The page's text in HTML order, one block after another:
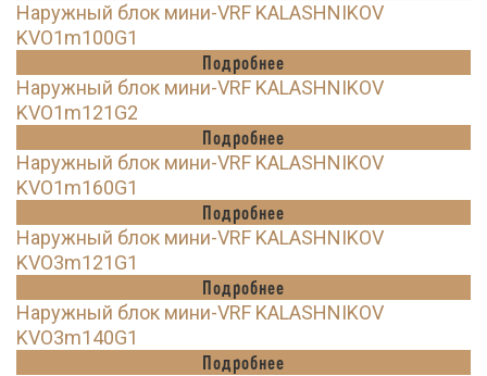
Наружный блок мини-VRF KALASHNIKOV
KVO1m100G1
Подробнее
Наружный блок мини-VRF KALASHNIKOV
KVO1m121G2
Подробнее
Наружный блок мини-VRF KALASHNIKOV
KVO1m160G1
Подробнее
Наружный блок мини-VRF KALASHNIKOV
KVO3m121G1
Подробнее
Наружный блок мини-VRF KALASHNIKOV
KVO3m140G1
Подробнее